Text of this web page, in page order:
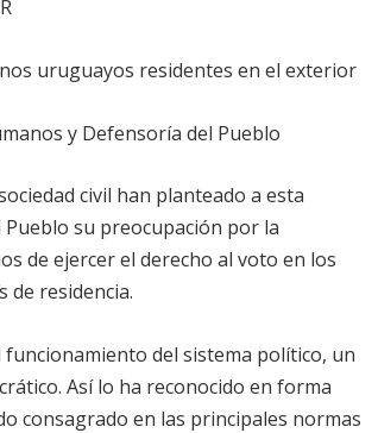
uruguayos residentes en el exterior
y Defensoría del Pueblo
civil han planteado a esta
su preocupación por la
de ejercer el derecho al voto en los
de residencia.
del sistema político, un
Así lo ha reconocido en forma
consagrado en las principales normas